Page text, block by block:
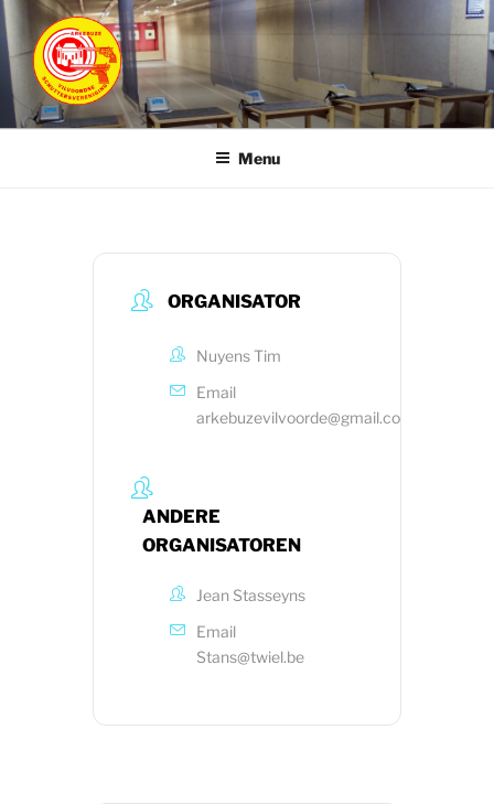
Ga
naar
de
inhoud
ARKEBUZE
Vilvoordse Schuttersvereniging
Menu
ORGANISATOR
Nuyens Tim
Email
arkebuzevilvoorde@gmail.com
ANDERE
ORGANISATOREN
Jean Stasseyns
Email
Stans@twiel.be